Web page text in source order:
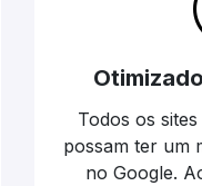
Todos os
possam ter um
no Google.